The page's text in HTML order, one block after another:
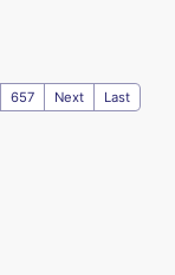
657 Next Last